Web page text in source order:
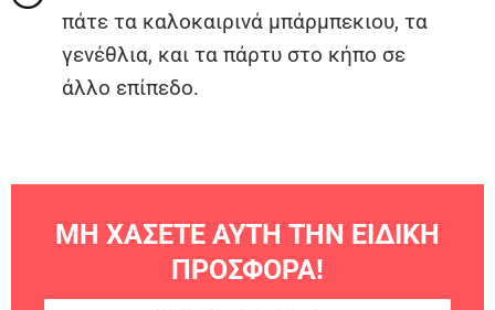
πάτε τα καλοκαιρινά μπάρμπεκιου, τα
γενέθλια, και τα πάρτυ στο κήπο σε
άλλο επίπεδο.
ΜΗ ΧΑΣΕΤΕ ΑΥΤΗ ΤΗΝ ΕΙΔΙΚΗ
ΠΡΟΣΦΟΡΑ!